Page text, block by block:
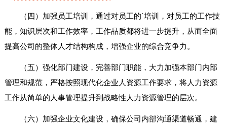
（四）加强员工培训，通过对员工的`培训，对员工的工作技
能，知识层次和工作效率，工作品质都将进一步提升，从而全面
提高公司的整体人才结构构成，增强企业的综合竞争力。
（五）强化部门建设，完善部门职能，大力加强本部门内部
管理和规范，严格按照现代化企业人资源工作要求，将人力资源
工作从简单的人事管理提升到战略性人力资源管理的层次。
（六）加强企业文化建设，确保公司内部沟通渠道畅通，建